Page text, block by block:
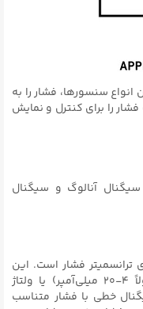
انواع سنسورها، فشار را به
را برای کنترل و نمایش
آنالوگ و سیگنال
ترانسمیتر فشار است. این
سیگنال به صورت جریان مستقیم (معمولاً ۴-۲۰ میلی‌آمپر) یا ولتاژ
سیگنال خطی با فشار متناسب